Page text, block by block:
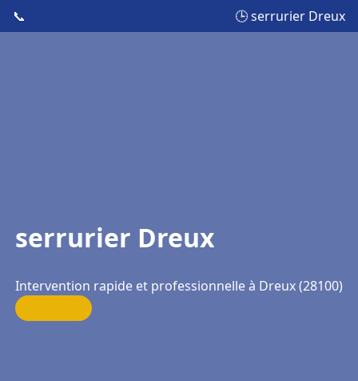
📞 🕒 serrurier Dreux
serrurier Dreux
Intervention rapide et professionnelle à Dreux (28100)